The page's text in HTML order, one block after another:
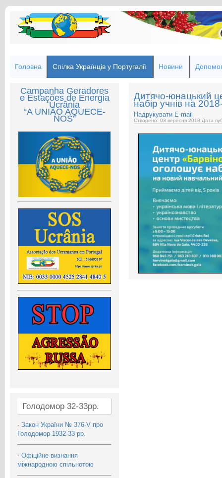
Головна Спілка Українців у Португалії Новини
Campanha Geradores
e Estações de Energia
Ucrânia
“A UNIÃO AQUECE-
NOS”
Голодомор 32-33рр.
- Закон України № 376-V про
Голодомор 1932-33 рр.
- Офіційне визнання
міжнародною спільнотою
Дитячо-юнацький
набір учнів на
Надрукувати E-mail
Створено: 03 вересня 2018 Дата